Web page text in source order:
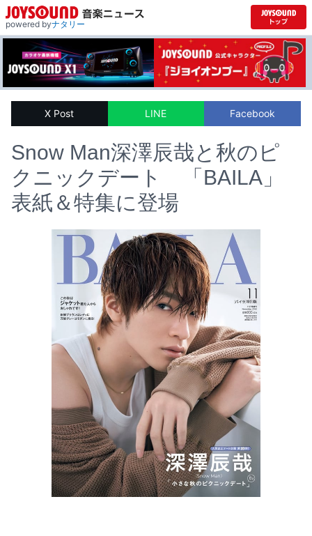
powered byナタリー
X Post LINE Facebook
Snow Man深澤辰哉と秋のピ
クニックデート 「BAILA」
表紙＆特集に登場